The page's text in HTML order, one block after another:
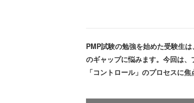
PMP試験の勉強を始めた受験生
のギャップに悩みます。今回は
「コントロール」のプロセスに